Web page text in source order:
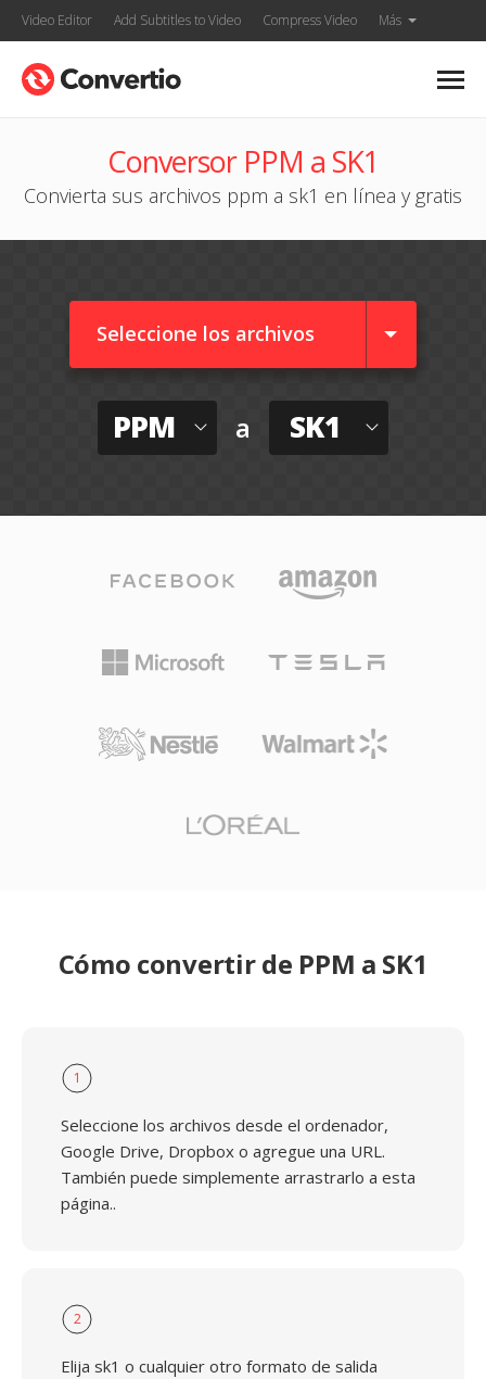
Video Editor Add Subtitles to Video Compress Video Más
Conversor PPM a SK1
Convierta sus archivos ppm a sk1 en línea y gratis
Seleccione los archivos
PPM a SK1
Cómo convertir de PPM a SK1
1
Seleccione los archivos desde el ordenador,
Google Drive, Dropbox o agregue una URL.
También puede simplemente arrastrarlo a esta
página..
2
Elija sk1 o cualquier otro formato de salida